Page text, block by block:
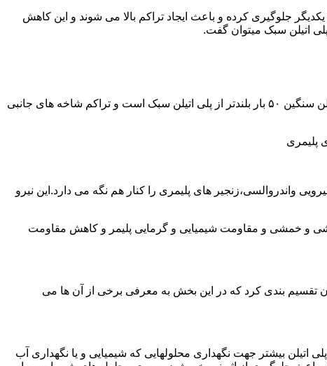
جلوگیری کرده و باعث ایجاد تراکم بالا می شوند و این کاهش
پلی اتیلن سنگین مثل پلی اتیلن سبک از اتم های هیدروژن و کربن تشکیل می شود.فرق در این مورد می باشد که طول زنجیره های پلی اتیلن سنگین ۵۰ بار بلندتر از پلی اتیلن سبک است و تراکم شاخه های جانبی
پلیمری
واندروالسی،زنجیر های پلیمری را کنار هم نگه می دارد.این نیرو
و خمشی و مقاومت شیمیایی و گرمایی پلیمر و کاهش مقاومت
تقسیم بندی کرد که در این بخش به معرفی برخی از آن ها می
اتیلن بیشتر جهت نگهداری محلولهایی که شیمیایی و یا نگهداری آب